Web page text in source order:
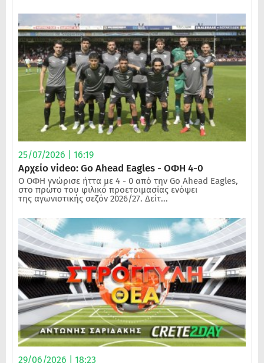
25/07/2026 | 16:19
Αρχείο video: Go Ahead Eagles - ΟΦΗ 4-0
Ο ΟΦΗ γνώρισε ήττα με 4 - 0 από την Go Ahead Eagles,
στο πρώτο του φιλικό προετοιμασίας ενόψει
της αγωνιστικής σεζόν 2026/27. Δείτ...
29/06/2026 | 18:23